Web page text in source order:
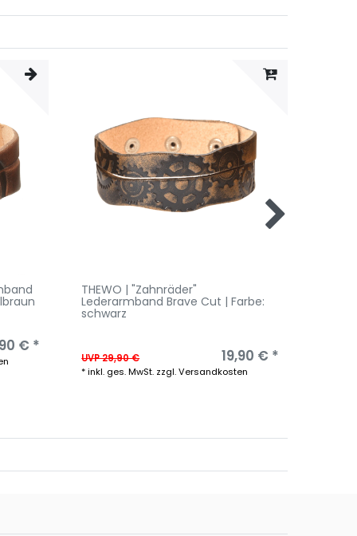
€ *
THEWO | "Zahnräder"
Lederarmband Brave Cut | Farbe:
schwarz
UVP 29,90 € 19,90 € *
*inkl. ges. MwSt. zzgl.Versandkosten